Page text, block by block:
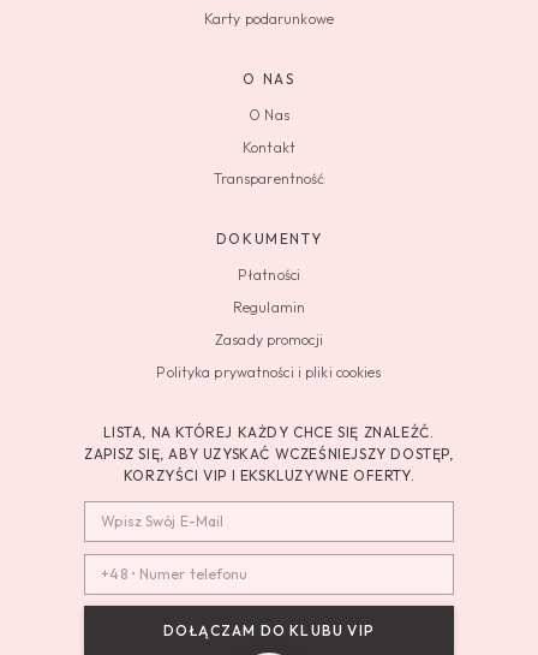
Karty podarunkowe
O NAS
O Nas
Kontakt
Transparentność
DOKUMENTY
Płatności
Regulamin
Zasady promocji
Polityka prywatności i pliki cookies
LISTA, NA KTÓREJ KAŻDY CHCE SIĘ ZNALEŹĆ.
ZAPISZ SIĘ, ABY UZYSKAĆ WCZEŚNIEJSZY DOSTĘP,
KORZYŚCI VIP I EKSKLUZYWNE OFERTY.
DOŁĄCZAM DO KLUBU VIP